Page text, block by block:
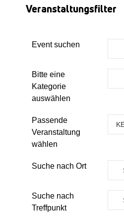
Veranstaltungsfilter
Event suchen
Bitte eine
Kategorie
auswählen
Passende
Veranstaltung
wählen
Suche nach Ort
Suche nach
Treffpunkt